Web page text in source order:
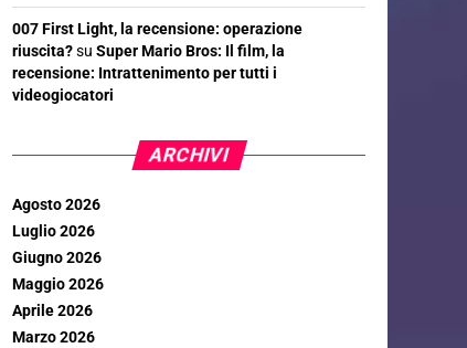
007 First Light, la recensione: operazione
riuscita?su Super Mario Bros: Il film, la
recensione: Intrattenimento per tutti i
videogiocatori
ARCHIVI
Agosto 2026
Luglio 2026
Giugno 2026
Maggio 2026
Aprile 2026
Marzo 2026